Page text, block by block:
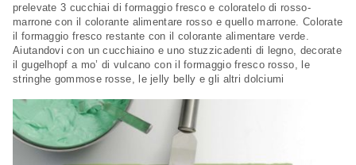
prelevate 3 cucchiai di formaggio fresco e coloratelo di rosso-
marrone con il colorante alimentare rosso e quello marrone. Colorate
il formaggio fresco restante con il colorante alimentare verde.
Aiutandovi con un cucchiaino e uno stuzzicadenti di legno, decorate
il gugelhopf a mo’ di vulcano con il formaggio fresco rosso, le
stringhe gommose rosse, le jelly belly e gli altri dolciumi